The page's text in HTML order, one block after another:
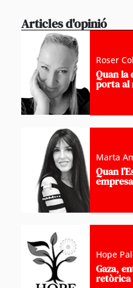
Articles d'opinió
Roser
Quan la
porta al
Marta
Quan
Hope
Gaza,
retòrica